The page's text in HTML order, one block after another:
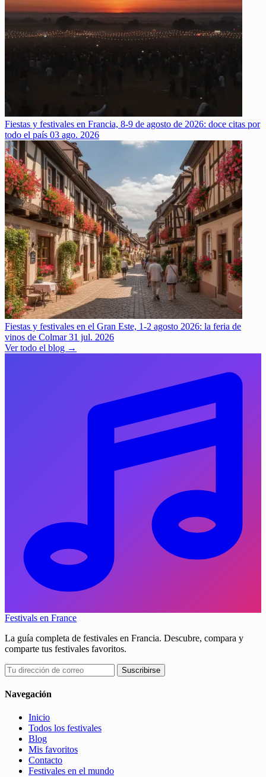
Fiestas y festivales en Francia, 8-9 de agosto de 2026: doce citas por
todo el país 03 ago. 2026
Fiestas y festivales en el Gran Este, 1-2 agosto 2026: la feria de
vinos de Colmar 31 jul. 2026
Ver todo el blog →
Festivals en France
La guía completa de festivales en Francia. Descubre, compara y
comparte tus festivales favoritos.
Suscribirse
Navegación
Inicio
Todos los festivales
Blog
Mis favoritos
Contacto
Festivales en el mundo